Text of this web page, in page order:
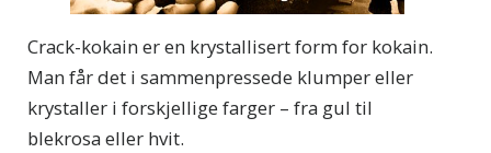
Crack-kokain er en krystallisert form for kokain.
Man får det i sammenpressede klumper eller
krystaller i forskjellige farger – fra gul til
blekrosa eller hvit.